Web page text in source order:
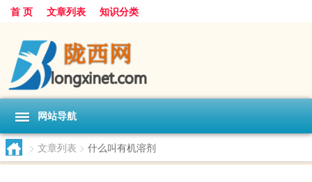
首 页 文章列表 知识分类
网站导航
> 文章列表 > 什么叫有机溶剂